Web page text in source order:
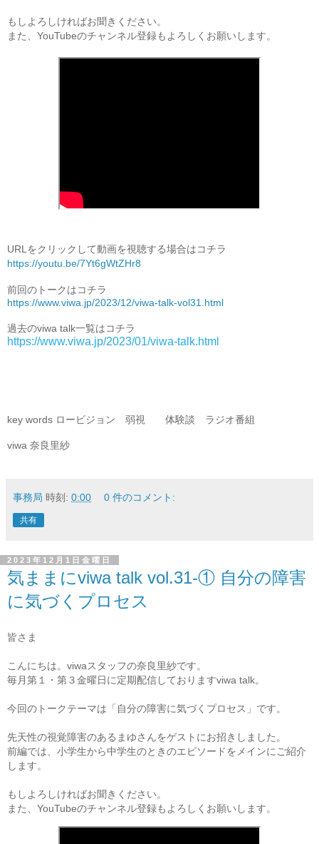
もしよろしければお聞きください。
また、YouTubeのチャンネル登録もよろしくお願いします。
https://youtu.be/7Yt6gWtZHr8
前回のトークはコチラ
https://www.viwa.jp/2023/12/viwa-talk-vol31.html
https://www.viwa.jp/2023/01/viwa-talk.html
key words ロービジョン　弱視　　体験談　ラジオ番組
viwa 奈良里紗
事務局 時刻: 0:00 0 件のコメント:
共有
2023年12月1日金曜日
気ままにviwa talk vol.31-① 自分の障害
に気づくプロセス
皆さま
こんにちは。viwaスタッフの奈良里紗です。
毎月第１・第３金曜日に定期配信しておりますviwa talk。
今回のトークテーマは「自分の障害に気づくプロセス」です。
先天性の視覚障害のあるまゆさんをゲストにお招きしました。
前編では、小学生から中学生のときのエピソードをメインにご紹介
します。
もしよろしければお聞きください。
また、YouTubeのチャンネル登録もよろしくお願いします。